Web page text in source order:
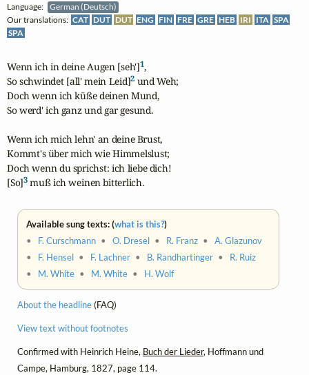
Language:
German (Deutsch)
Our translations: CAT DUT DUT ENG FIN FRE GRE HEB IRI ITA SPA
SPA
Wenn ich in deine Augen [seh']1,
So schwindet [all' mein Leid]2 und Weh;
Doch wenn ich küße deinen Mund,
So werd' ich ganz und gar gesund.
Wenn ich mich lehn' an deine Brust,
Kommt's über mich wie Himmelslust;
Doch wenn du sprichst: ich liebe dich!
[So]3 muß ich weinen bitterlich.
Available sung texts: (what is this?)
• F. Curschmann •O. Dresel • R. Franz •A. Glazunov
• F. Hensel • F. Lachner • B. Randhartinger • R. Ruiz
• M. White • M. White • H. Wolf
About the headline(FAQ)
View text without footnotes
Confirmed with Heinrich Heine, Buch der Lieder, Hoffmann und
Campe, Hamburg, 1827, page 114.